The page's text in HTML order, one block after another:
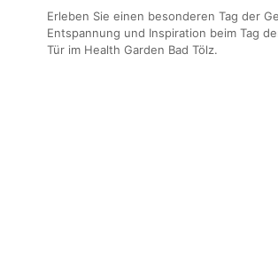
Erleben Sie einen besonderen Tag der
Entspannung und Inspiration beim Tag
Tür im Health Garden Bad Tölz.